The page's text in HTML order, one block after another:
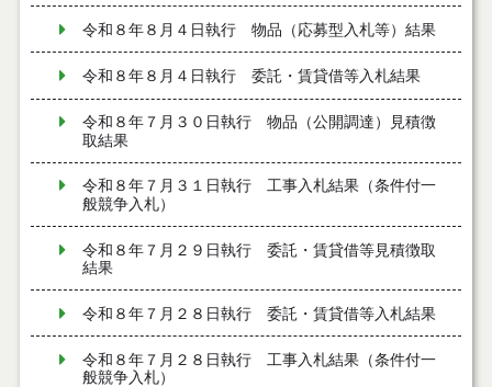
令和８年８月４日執行 物品（応募型入札等）結果
令和８年８月４日執行 委託・賃貸借等入札結果
令和８年７月３０日執行 物品（公開調達）見積徴
取結果
令和８年７月３１日執行 工事入札結果（条件付一
般競争入札）
令和８年７月２９日執行 委託・賃貸借等見積徴取
結果
令和８年７月２８日執行 委託・賃貸借等入札結果
令和８年７月２８日執行 工事入札結果（条件付一
般競争入札）